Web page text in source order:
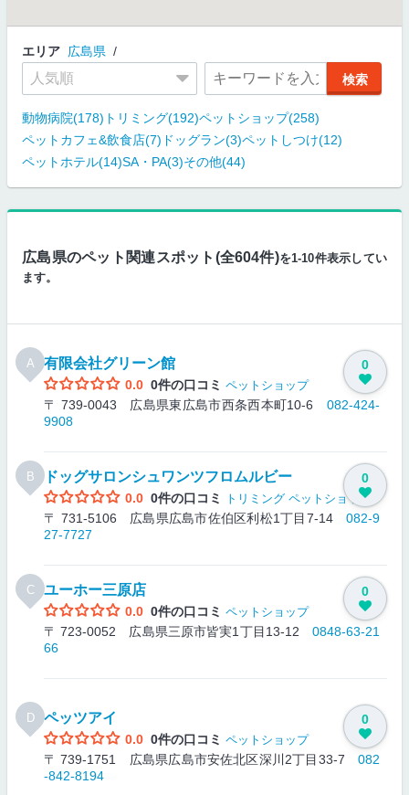
エリア 広島県
動物病院(178) トリミング(192)ペットショップ(258)
ペットカフェ&飲食店(7) ドッグラン(3)ペットしつけ(12)
ペットホテル(14)SA・PA(3)その他(44)
広島県のペット関連スポット(全604件)を1-10件表示してい
ます。
A 有限会社グリーン館
0.0 0件の口コミ ペットショップ
〒 739-0043 広島県東広島市西条西本町10-6 082-424-
9908
0
B ドッグサロンシュワンツフロムルビー
0.0 0件の口コミ トリミング ペットショップ
〒 731-5106 広島県広島市佐伯区利松1丁目7-14 082-9
27-7727
0
C ユーホー三原店
0.0 0件の口コミ ペットショップ
〒 723-0052 広島県三原市皆実1丁目13-12 0848-63-21
66
0
D ペッツアイ
0.0 0件の口コミ ペットショップ
〒 739-1751 広島県広島市安佐北区深川2丁目33-7 082
-842-8194
0